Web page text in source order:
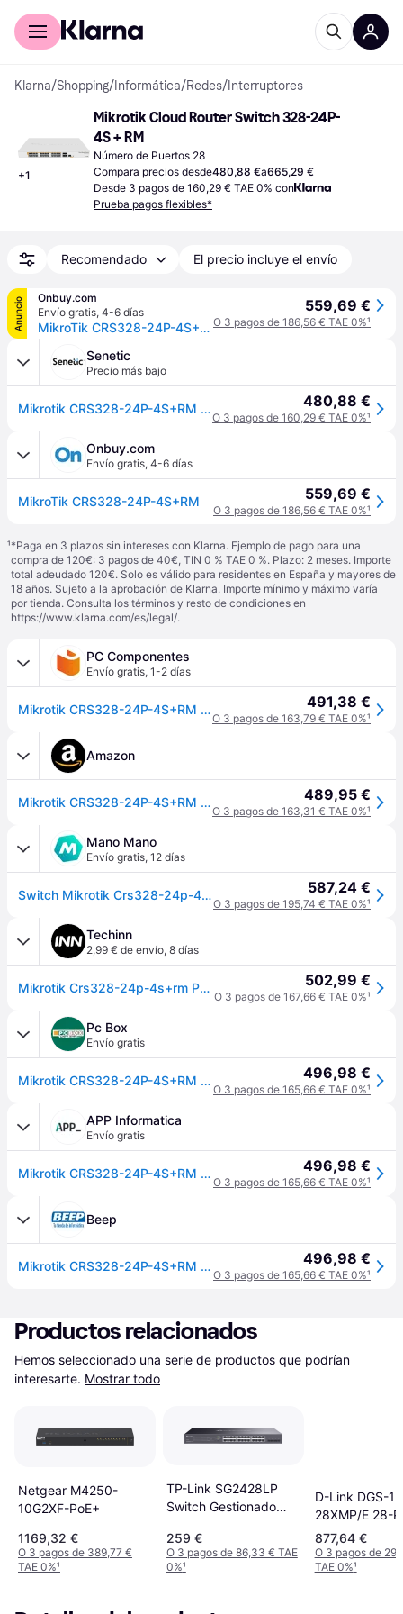
Comprar con Klarna
Klarna/Shopping/ Informática/Redes/ Interruptores
+1
Mikrotik Cloud Router Switch 328-24P-
4S + RM
Número de Puertos 28
Compara precios desde480,88 €a665,29 €
Desde 3 pagos de 160,29 € TAE 0% con
Prueba pagos flexibles*
Recomendado El precio incluye el envío
Anuncio
Onbuy.com
Envío gratis, 4-6 días
MikroTik CRS328-24P-4S+RM
559,69 €
O 3 pagos de 186,56 € TAE 0%¹
Senetic
Precio más bajo
Mikrotik CRS328-24P-4S+RM switch Gestionado L2/L3 CRS328-24P-4S+RM 480,88 €
O 3 pagos de 160,29 € TAE 0%¹
Onbuy.com
Envío gratis, 4-6 días
MikroTik CRS328-24P-4S+RM 559,69 €
O 3 pagos de 186,56 € TAE 0%¹
¹*Paga en 3 plazos sin intereses con Klarna. Ejemplo de pago para una
compra de 120€: 3 pagos de 40€, TIN 0 % TAE 0 %. Plazo: 2 meses. Importe
total adeudado 120€. Solo es válido para residentes en España y mayores de
18 años. Sujeto a la aprobación de Klarna. Importe mínimo y máximo varía
por tienda. Consulta los términos y resto de condiciones en
https://www.klarna.com/es/legal/.
PC Componentes
Envío gratis, 1-2 días
Mikrotik CRS328-24P-4S+RM Switch 24 Puertos Gigabit PoE + 4 SFP+ 491,38 €
O 3 pagos de 163,79 € TAE 0%¹
Amazon
Mikrotik CRS328-24P-4S+RM - CRS328-24P-4S+RM 489,95 €
O 3 pagos de 163,31 € TAE 0%¹
Mano Mano
Envío gratis, 12 días
Switch Mikrotik Crs328-24p-4s+rm 28p Poe (poe+: 24) 450w Gestionado Gigabit/10g 587,24 €
O 3 pagos de 195,74 € TAE 0%¹
Techinn
2,99 € de envío, 8 días
Mikrotik Crs328-24p-4s+rm Poe Router Transparente One Size / EU Plug 220V 502,99 €
O 3 pagos de 167,66 € TAE 0%¹
Pc Box
Envío gratis
Mikrotik CRS328-24P-4S+RM Switch 24xGB 4xSFP+ L5 496,98 €
O 3 pagos de 165,66 € TAE 0%¹
APP Informatica
Envío gratis
Mikrotik CRS328-24P-4S+RM Switch 24xGB 4xSFP+ L5 496,98 €
O 3 pagos de 165,66 € TAE 0%¹
Beep
Mikrotik CRS328-24P-4S+RM Switch 24xGB 4xSFP+ L5 496,98 €
O 3 pagos de 165,66 € TAE 0%¹
Productos relacionados
Hemos seleccionado una serie de productos que podrían
interesarte. Mostrar todo
Netgear M4250-
10G2XF-PoE+
1169,32 €
O 3 pagos de 389,77 €
TAE 0%¹
TP-Link SG2428LP
Switch Gestionado
259 €
O 3 pagos de 86,33 € TAE
0%¹
D-Link DGS-
28XMP/E 28-
Gigabit
POE + 4 SFP+
877,64 €
O 3 pagos de
TAE 0%¹